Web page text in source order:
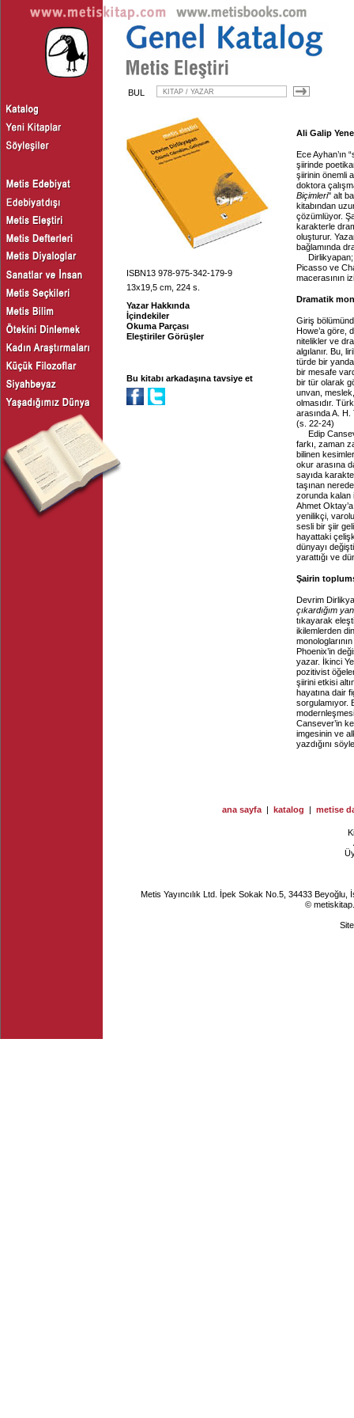
BUL
ISBN13 978-975-342-179-9
13x19,5 cm, 224 s.
Yazar Hakkında
İçindekiler
Okuma Parçası
Eleştiriler Görüşler
Bu kitabı arkadaşına tavsiye et
Ali Galip
Ece Ayhan’ın
şiirinde
şiirinin önemli
doktora
Biçimleri'' alt
kitabından
çözümlüyor.
karakterle
oluşturur.
bağlamında
Picasso ve
macerasının
Dramatik
Giriş
Howe’a göre,
nitelikler ve
algılanır. Bu,
türde bir
bir mesafe
bir tür olarak
unvan,
olmasıdır.
arasında A.
(s. 22-24)
Edip
farkı, zaman
bilinen
okur arasına
sayıda
taşınan
zorunda kalan
Ahmet
yenilikçi,
sesli bir şiir
hayattaki
dünyayı
yarattığı ve
Şairin
Devrim
çıkardığım
tıkayarak
ikilemlerden
Phoenix’in
yazar. İkinci
pozitivist
şiirini etkisi
hayatına dair
sorgulamıyor.
Cansever’in
imgesinin ve
yazdığını
ana sayfa | katalog | metise
Metis Yayıncılık Ltd. İpek Sokak No.5, 34433
©